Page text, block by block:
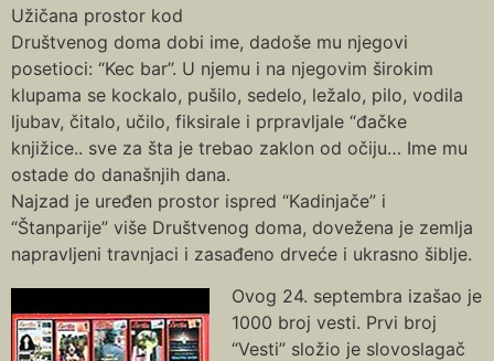
Užičana prostor kod
Društvenog doma dobi ime, dadoše mu njegovi
posetioci: “Kec bar”. U njemu i na njegovim širokim
klupama se kockalo, pušilo, sedelo, ležalo, pilo, vodila
ljubav, čitalo, učilo, fiksirale i prpravljale “đačke
knjižice.. sve za šta je trebao zaklon od očiju… Ime mu
ostade do današnjih dana.
Najzad je uređen prostor ispred “Kadinjače” i
“Štanparije” više Društvenog doma, dovežena je zemlja
napravljeni travnjaci i zasađeno drveće i ukrasno šiblje.
Ovog 24. septembra izašao je
1000 broj vesti. Prvi broj
“Vesti” složio je slovoslagač